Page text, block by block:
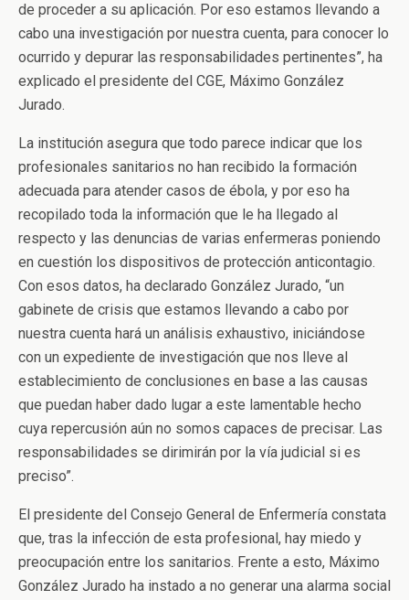
de proceder a su aplicación. Por eso estamos llevando a
cabo una investigación por nuestra cuenta, para conocer lo
ocurrido y depurar las responsabilidades pertinentes”, ha
explicado el presidente del CGE, Máximo González
Jurado.
La institución asegura que todo parece indicar que los
profesionales sanitarios no han recibido la formación
adecuada para atender casos de ébola, y por eso ha
recopilado toda la información que le ha llegado al
respecto y las denuncias de varias enfermeras poniendo
en cuestión los dispositivos de protección anticontagio.
Con esos datos, ha declarado González Jurado, “un
gabinete de crisis que estamos llevando a cabo por
nuestra cuenta hará un análisis exhaustivo, iniciándose
con un expediente de investigación que nos lleve al
establecimiento de conclusiones en base a las causas
que puedan haber dado lugar a este lamentable hecho
cuya repercusión aún no somos capaces de precisar. Las
responsabilidades se dirimirán por la vía judicial si es
preciso”.
El presidente del Consejo General de Enfermería constata
que, tras la infección de esta profesional, hay miedo y
preocupación entre los sanitarios. Frente a esto, Máximo
González Jurado ha instado a no generar una alarma social